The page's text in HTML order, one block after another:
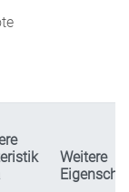
Weitere